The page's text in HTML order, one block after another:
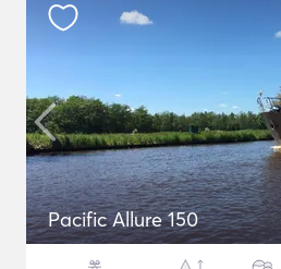
Pacific Allure 150